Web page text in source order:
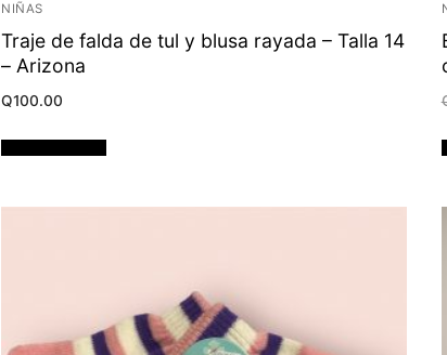
NIÑAS
Traje de falda de tul y blusa rayada – Talla 14
– Arizona
Q100.00